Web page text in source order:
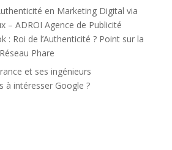
en Marketing Digital via
– ADROI Agence de Publicité
: Roi de l’Authenticité ? Point sur la
Phare
et ses ingénieurs
à intéresser Google ?